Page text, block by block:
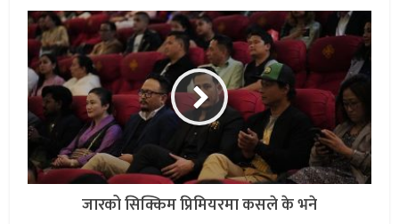
जारको सिक्किम प्रिमियरमा कसले के भने